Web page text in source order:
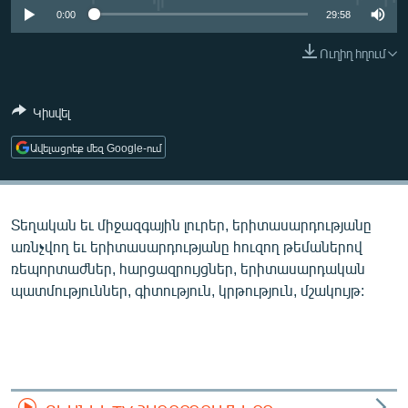
ՄԻՋԱԶԳԱՅԻՆ
ՄԵԿՆԱԲԱՆՈՒԹՅՈՒՆ
ՏՏ ԵՒ ԻՆՏԵՐՆԵՏ
ԿՈՐՈՆԱՎԻՐՈՒՍ
ՏԵՍԱՆՅՈՒԹԵՐ
ԲԱՆԱՎԵՃ
Հայերեն
0:00 29:58
Ուղիղ հղում
Կիսվել
Ավելացրեք մեզ Google-ում
Տեղական եւ միջազգային լուրեր, երիտասարդությանը
առնչվող եւ երիտասարդությանը հուզող թեմաներով
ռեպորտաժներ, հարցազրույցներ, երիտասարդական
պատմություններ, գիտություն, կրթություն, մշակույթ: